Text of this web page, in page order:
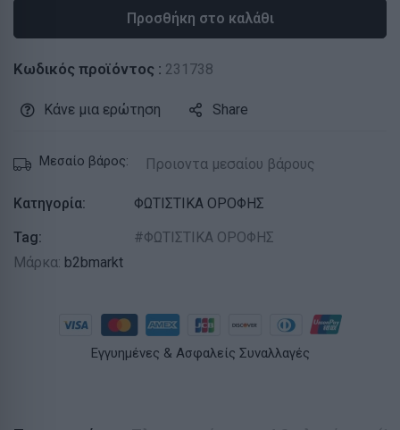
Προσθήκη στο καλάθι
Κωδικός προϊόντος : 231738
Κάνε μια ερώτηση Share
Μεσαίο βάρος: Προιοντα μεσαίου βάρους
Κατηγορία:
ΦΩΤΙΣΤΙΚΑ ΟΡΟΦΗΣ
Tag:
ΦΩΤΙΣΤΙΚΑ ΟΡΟΦΗΣ
Μάρκα: b2bmarkt
Εγγυημένες & Ασφαλείς Συναλλαγές